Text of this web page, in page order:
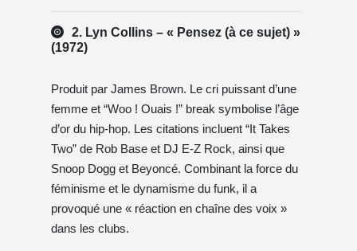
2. Lyn Collins – « Pensez (à ce sujet) »
(1972)
Produit par James Brown. Le cri puissant d’une
femme et “Woo ! Ouais !” break symbolise l’âge
d’or du hip-hop. Les citations incluent “It Takes
Two” de Rob Base et DJ E-Z Rock, ainsi que
Snoop Dogg et Beyoncé. Combinant la force du
féminisme et le dynamisme du funk, il a
provoqué une « réaction en chaîne des voix »
dans les clubs.